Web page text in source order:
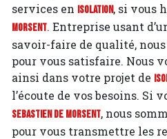
services en Isolation, si vous
Morsent. Entreprise usant
savoir-faire de qualité,
pour vous satisfaire. Nous
ainsi dans votre projet de
l’écoute de vos besoins. Si
Sebastien de Morsent, nous
pour vous transmettre les